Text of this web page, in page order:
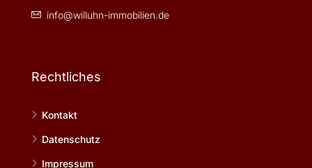
info@willuhn-immobilien.de
Rechtliches
Kontakt
Datenschutz
Impressum